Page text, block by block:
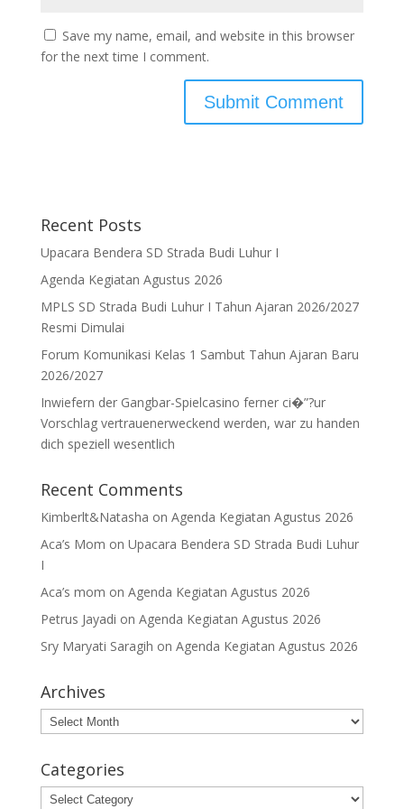
Save my name, email, and website in this browser
for the next time I comment.
Recent Posts
Upacara Bendera SD Strada Budi Luhur I
Agenda Kegiatan Agustus 2026
MPLS SD Strada Budi Luhur I Tahun Ajaran 2026/2027
Resmi Dimulai
Forum Komunikasi Kelas 1 Sambut Tahun Ajaran Baru
2026/2027
Inwiefern der Gangbar-Spielcasino ferner ci�”?ur
Vorschlag vertrauenerweckend werden, war zu handen
dich speziell wesentlich
Recent Comments
Kimberlt&Natasha on Agenda Kegiatan Agustus 2026
Aca’s Mom on Upacara Bendera SD Strada Budi Luhur
I
Aca’s mom on Agenda Kegiatan Agustus 2026
Petrus Jayadi on Agenda Kegiatan Agustus 2026
Sry Maryati Saragih on Agenda Kegiatan Agustus 2026
Archives
Archives
Categories
Categories